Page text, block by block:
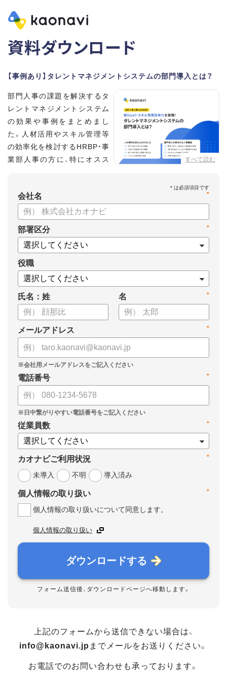
資料ダウンロード
【事例あり】タレントマネジメントシステムの部門導入とは？
すべて読む
部門人事の課題を解決するタ
レントマネジメントシステム
の効果や事例をまとめまし
た。人材活用やスキル管理等
の効率化を検討するHRBP・事
業部人事の方に、特にオスス
【資料の内容】
・部門人事が抱える問題とその解決法
・タレントマネジメントシステムの部門導入するメリット
・スキル管理をはじめとする企業のシステム活用事例
*
会社名
*
部署区分
役職
氏名：姓 *
名
*
メールアドレス
*
電話番号
*
従業員数
*
カオナビご利用状況
未導入
不明 導入済み
*
個人情報の取り扱い
個人情報の取り扱いについて同意します。
個人情報の取り扱い
ダウンロードする
フォーム送信後、ダウンロードページへ移動します。
上記のフォームから送信できない場合は、
info@kaonavi.jp までメールをお送りください。
お電話でのお問い合わせも承っております。